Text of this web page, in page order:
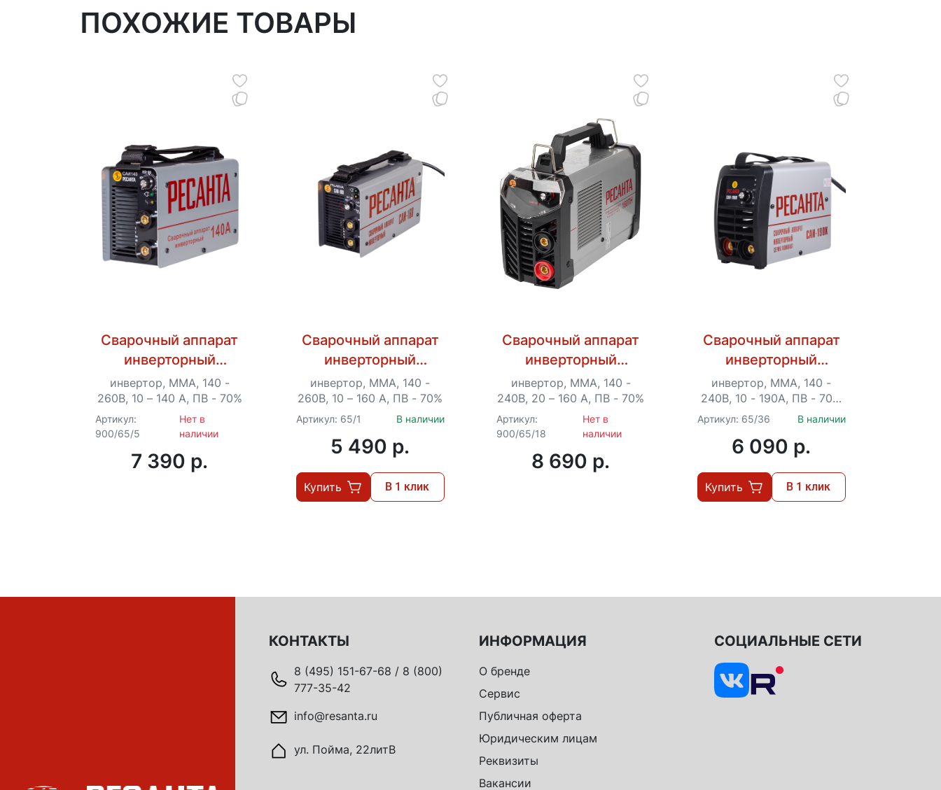
ПОХОЖИЕ ТОВАРЫ
Сварочный аппарат
инверторный
Ресанта САИ 140
инвертор, MMA, 140 -
260В, 10 – 140 А, ПВ - 70%
Артикул:
900/65/5
Нет в
наличии
7 390 p.
Сварочный аппарат
инверторный
Ресанта САИ 160
инвертор, MMA, 140 -
260В, 10 – 160 А, ПВ - 70%
Артикул: 65/1 В наличии
5 490 p.
Купить В 1 клик
Сварочный аппарат
инверторный
Ресанта САИ 160 ПН
инвертор, MMA, 140 -
240В, 20 – 160 А, ПВ - 70%
Артикул:
900/65/18
Нет в
наличии
8 690 p.
Сварочный аппарат
инверторный
Ресанта САИ 190К
(компакт)
инвертор, MMA, 140 -
240В, 10 - 190А, ПВ - 70%
160 А
Артикул: 65/36 В наличии
6 090 p.
Купить В 1 клик
КОНТАКТЫ
8 (495) 151-67-68 / 8 (800)
777-35-42
info@resanta.ru
ул. Пойма, 22литВ
ИНФОРМАЦИЯ
О бренде
Сервис
Публичная оферта
Юридическим лицам
Реквизиты
Вакансии
СОЦИАЛЬНЫЕ СЕТИ